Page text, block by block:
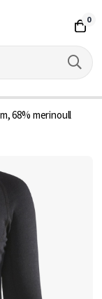
0
68% merinoull